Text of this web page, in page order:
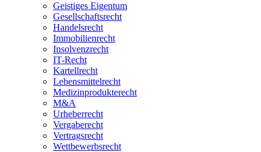
Geistiges Eigentum
Gesellschaftsrecht
Handelsrecht
Immobilienrecht
Insolvenzrecht
IT-Recht
Kartellrecht
Lebensmittelrecht
Medizinprodukterecht
M&A
Urheberrecht
Vergaberecht
Vertragsrecht
Wettbewerbsrecht